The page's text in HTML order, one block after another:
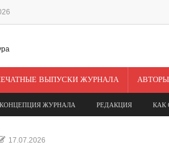
ВЫПУСКИ ЖУРНАЛА АВТОРЫ
КОНЦЕПЦИЯ ЖУРНАЛА РЕДАКЦИЯ КАК
17.07.2026